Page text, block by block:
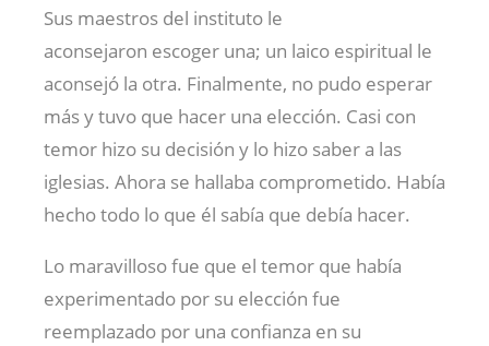
Sus maestros del instituto le
aconsejaron escoger una; un laico espiritual le
aconsejó la otra. Finalmente, no pudo esperar
más y tuvo que hacer una elección. Casi con
temor hizo su decisión y lo hizo saber a las
iglesias. Ahora se hallaba comprometido. Había
hecho todo lo que él sabía que debía hacer.
Lo maravilloso fue que el temor que había
experimentado por su elección fue
reemplazado por una confianza en su